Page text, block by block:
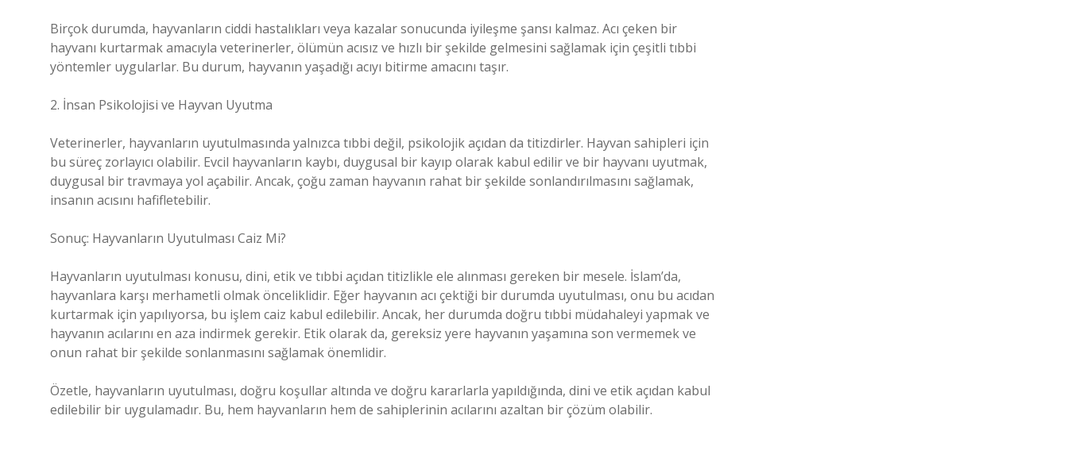
Birçok durumda, hayvanların ciddi hastalıkları veya kazalar sonucunda iyileşme şansı kalmaz. Acı çeken bir
hayvanı kurtarmak amacıyla veterinerler, ölümün acısız ve hızlı bir şekilde gelmesini sağlamak için çeşitli tıbbi
yöntemler uygularlar. Bu durum, hayvanın yaşadığı acıyı bitirme amacını taşır.
2. İnsan Psikolojisi ve Hayvan Uyutma
Veterinerler, hayvanların uyutulmasında yalnızca tıbbi değil, psikolojik açıdan da titizdirler. Hayvan sahipleri için
bu süreç zorlayıcı olabilir. Evcil hayvanların kaybı, duygusal bir kayıp olarak kabul edilir ve bir hayvanı uyutmak,
duygusal bir travmaya yol açabilir. Ancak, çoğu zaman hayvanın rahat bir şekilde sonlandırılmasını sağlamak,
insanın acısını hafifletebilir.
Sonuç: Hayvanların Uyutulması Caiz Mi?
Hayvanların uyutulması konusu, dini, etik ve tıbbi açıdan titizlikle ele alınması gereken bir mesele. İslam’da,
hayvanlara karşı merhametli olmak önceliklidir. Eğer hayvanın acı çektiği bir durumda uyutulması, onu bu acıdan
kurtarmak için yapılıyorsa, bu işlem caiz kabul edilebilir. Ancak, her durumda doğru tıbbi müdahaleyi yapmak ve
hayvanın acılarını en aza indirmek gerekir. Etik olarak da, gereksiz yere hayvanın yaşamına son vermemek ve
onun rahat bir şekilde sonlanmasını sağlamak önemlidir.
Özetle, hayvanların uyutulması, doğru koşullar altında ve doğru kararlarla yapıldığında, dini ve etik açıdan kabul
edilebilir bir uygulamadır. Bu, hem hayvanların hem de sahiplerinin acılarını azaltan bir çözüm olabilir.